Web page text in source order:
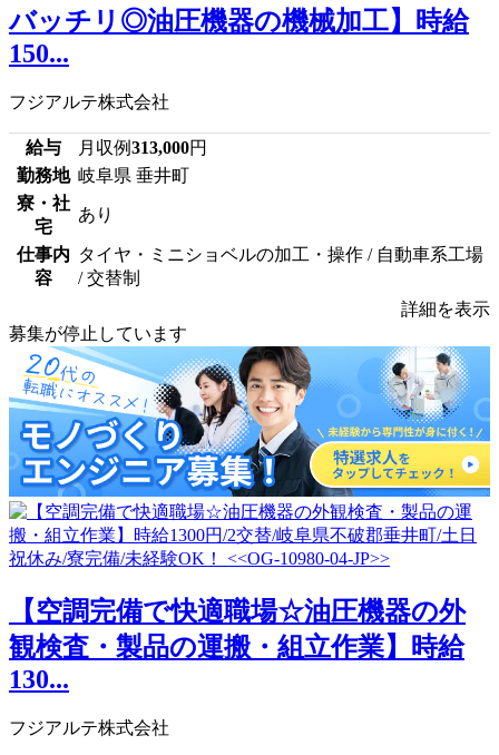
バッチリ◎油圧機器の機械加工】時給
150...
フジアルテ株式会社
給与 月収例313,000円
勤務地 岐阜県 垂井町
寮・社
宅
あり
仕事内
容
タイヤ・ミニショベルの加工・操作 / 自動車系工場
/ 交替制
詳細を表示
募集が停止しています
【空調完備で快適職場☆油圧機器の外
観検査・製品の運搬・組立作業】時給
130...
フジアルテ株式会社